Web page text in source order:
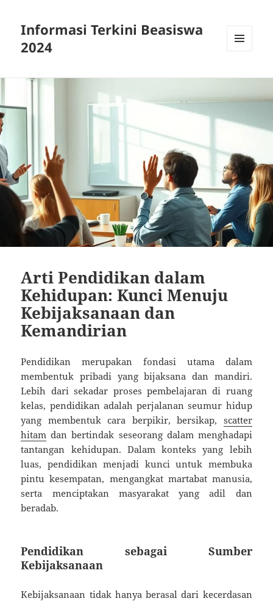
Informasi Terkini Beasiswa
2024
WIDGETS
Arti Pendidikan dalam
Kehidupan: Kunci Menuju
Kebijaksanaan dan
Kemandirian
Pendidikan merupakan fondasi utama dalam
membentuk pribadi yang bijaksana dan mandiri.
Lebih dari sekadar proses pembelajaran di ruang
kelas, pendidikan adalah perjalanan seumur hidup
yang membentuk cara berpikir, bersikap, scatter
hitam dan bertindak seseorang dalam menghadapi
tantangan kehidupan. Dalam konteks yang lebih
luas, pendidikan menjadi kunci untuk membuka
pintu kesempatan, mengangkat martabat manusia,
serta menciptakan masyarakat yang adil dan
beradab.
Pendidikan sebagai Sumber
Kebijaksanaan
Kebijaksanaan tidak hanya berasal dari kecerdasan